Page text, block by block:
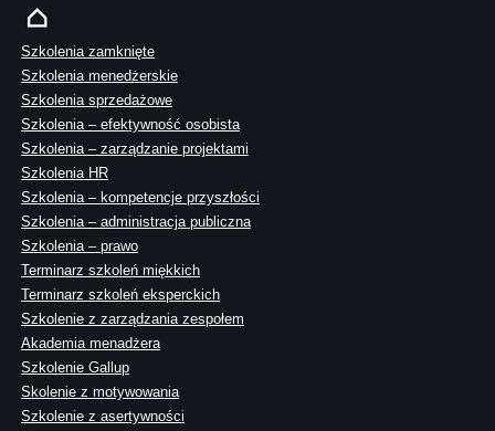
Szkolenia zamknięte
Szkolenia menedżerskie
Szkolenia sprzedażowe
Szkolenia – efektywność osobista
Szkolenia – zarządzanie projektami
Szkolenia HR
Szkolenia – kompetencje przyszłości
Szkolenia – administracja publiczna
Szkolenia – prawo
Terminarz szkoleń miękkich
Terminarz szkoleń eksperckich
Szkolenie z zarządzania zespołem
Akademia menadżera
Szkolenie Gallup
Skolenie z motywowania
Szkolenie z asertywności